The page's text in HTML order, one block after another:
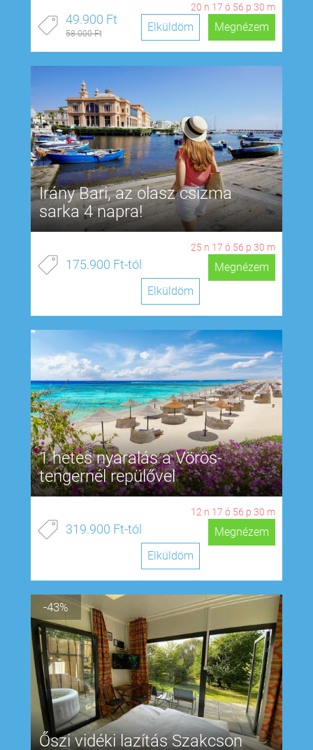
20 n 17 ó 56 p 29 m
49.900 Ft
58.000 Ft Megnézem
Elküldöm
Irány Bari, az olasz csizma
sarka 4 napra!
25 n 17 ó 56 p 29 m
175.900 Ft-tól
Megnézem
Elküldöm
1 hetes nyaralás a Vörös-
tengernél repülővel
12 n 17 ó 56 p 29 m
319.900 Ft-tól
Megnézem
Elküldöm
-43%
Őszi vidéki lazítás Szakcson